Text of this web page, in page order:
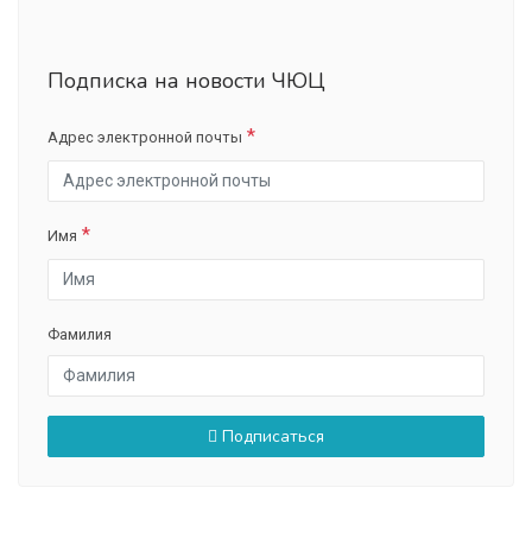
Подписка на новости ЧЮЦ
Адрес электронной почты
Имя
Фамилия
Подписаться